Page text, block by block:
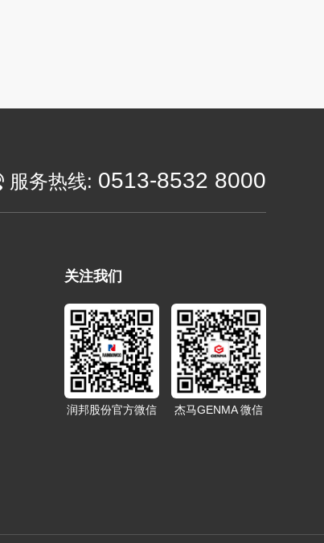
服务热线: 0513-8532 8000
关注我们
润邦股份官方微信 杰马GENMA 微信